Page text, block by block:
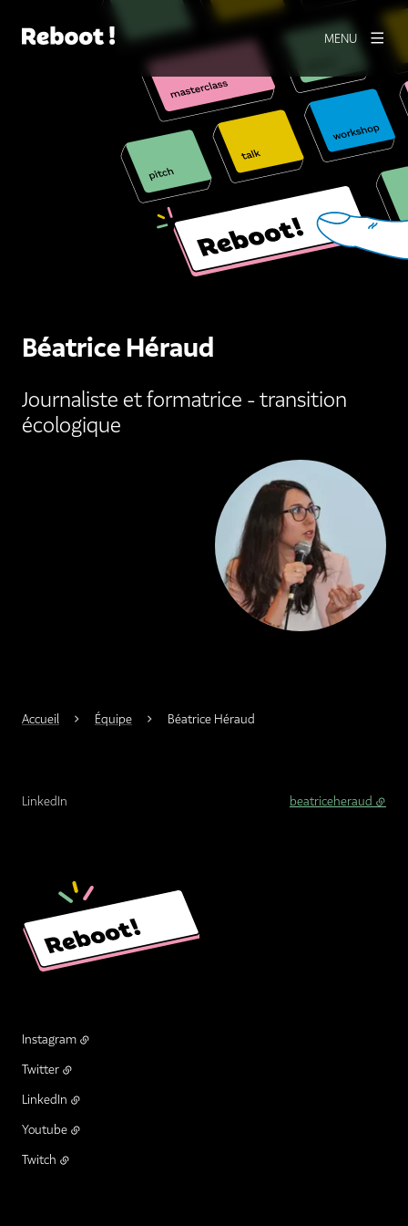
MENU
Béatrice Héraud
Journaliste et formatrice - transition
écologique
Agrandir
Accueil Équipe Béatrice Héraud
LinkedIn beatriceheraud
Instagram
Twitter
LinkedIn
Youtube
Twitch